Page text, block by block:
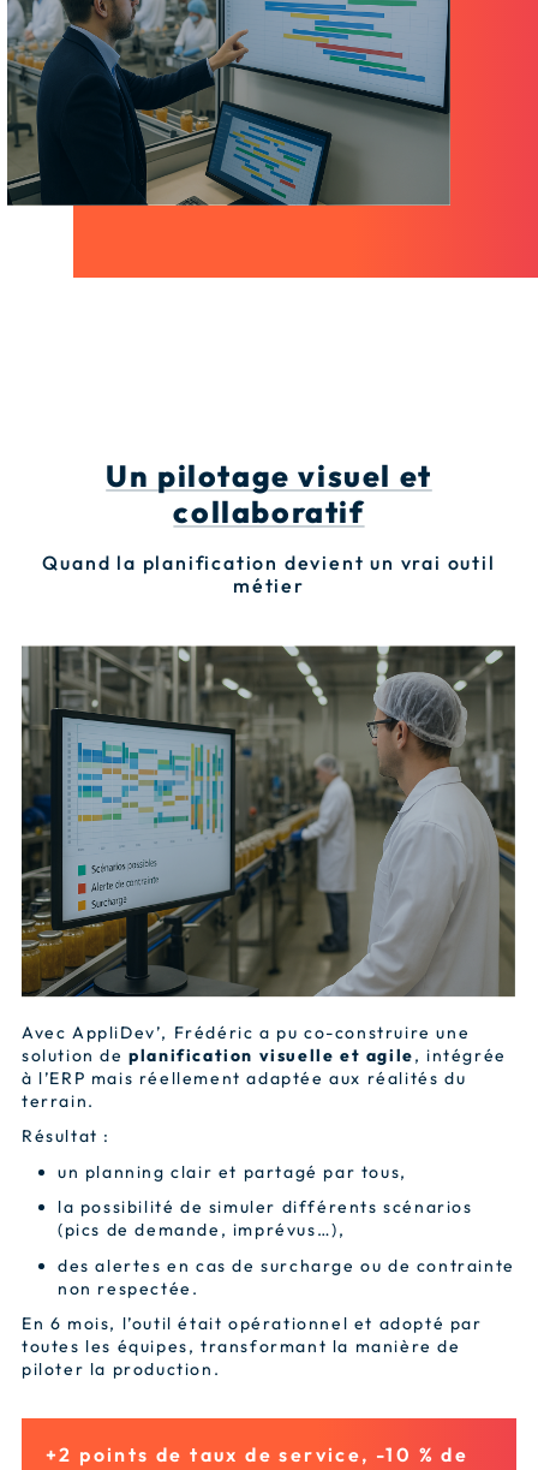
Un pilotage visuel et
collaboratif
Quand la planification devient un vrai outil
métier
Avec AppliDev’, Frédéric a pu co-construire une
solution deplanification visuelle et agile, intégrée
à l’ERP mais réellement adaptée aux réalités du
terrain.
Résultat :
un planning clair et partagé par tous,
la possibilité de simuler différents scénarios
(pics de demande, imprévus…),
des alertes en cas de surcharge ou de contrainte
non respectée.
En 6 mois, l’outil était opérationnel et adopté par
toutes les équipes, transformant la manière de
piloter la production.
+2 points de taux de service, -10 % de